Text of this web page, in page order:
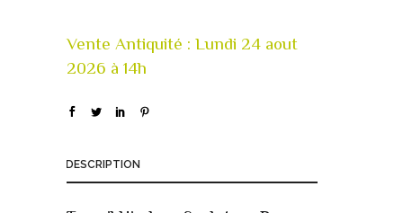
DESCRIPTION